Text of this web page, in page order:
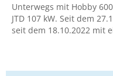
Unterwegs mit Hobby
JTD 107 kW. Seit dem
seit dem 18.10.2022 mit